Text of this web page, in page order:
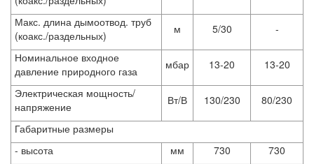
Макс. длина дымоотвод. труб
(коакс./раздельных)
м 5/30 -
Номинальное входное
давление природного газа
мбар 13-20 13-20
Электрическая мощность/
напряжение
Вт/В 130/230 80/230
Габаритные размеры
- высота
мм 730
730